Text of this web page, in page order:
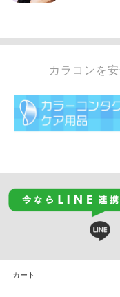
カラコンを
カート